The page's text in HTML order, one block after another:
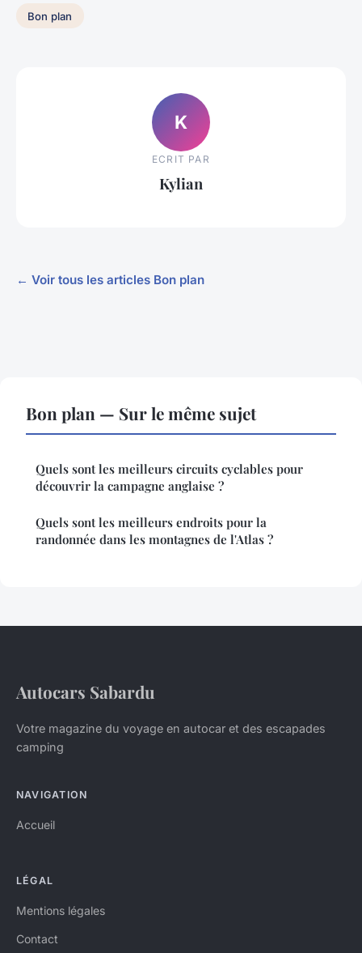
Bon plan
K
ECRIT PAR
Kylian
← Voir tous les articles Bon plan
Bon plan — Sur le même sujet
Quels sont les meilleurs circuits cyclables pour
découvrir la campagne anglaise ?
Quels sont les meilleurs endroits pour la
randonnée dans les montagnes de l'Atlas ?
Autocars Sabardu
Votre magazine du voyage en autocar et des escapades
camping
NAVIGATION
Accueil
LÉGAL
Mentions légales
Contact